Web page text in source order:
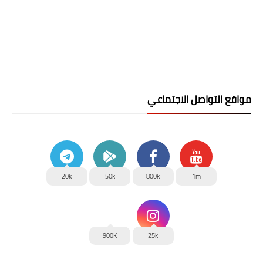
مواقع التواصل الاجتماعي
1m
800k
50k
20k
25k
900K